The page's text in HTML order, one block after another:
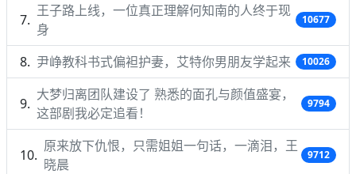
王子路上线，一位真正理解何知南的人终于现
身
10677
尹峥教科书式偏袒护妻，艾特你男朋友学起来 10026
大梦归离团队建设了 熟悉的面孔与颜值盛宴，
这部剧我必定追看！
9794
原来放下仇恨，只需姐姐一句话，一滴泪，王
晓晨
9712